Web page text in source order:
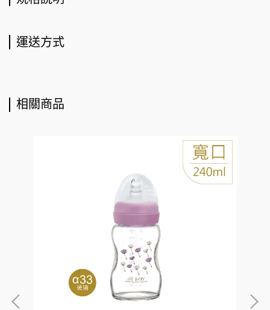
運送方式
相關商品